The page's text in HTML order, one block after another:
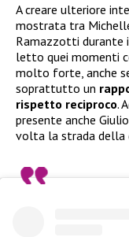
A creare ulteriore
mostrata tra
Ramazzotti durante
letto quei momenti
molto forte, anche
soprattutto un
rispetto reciproco.
presente anche
volta la strada della